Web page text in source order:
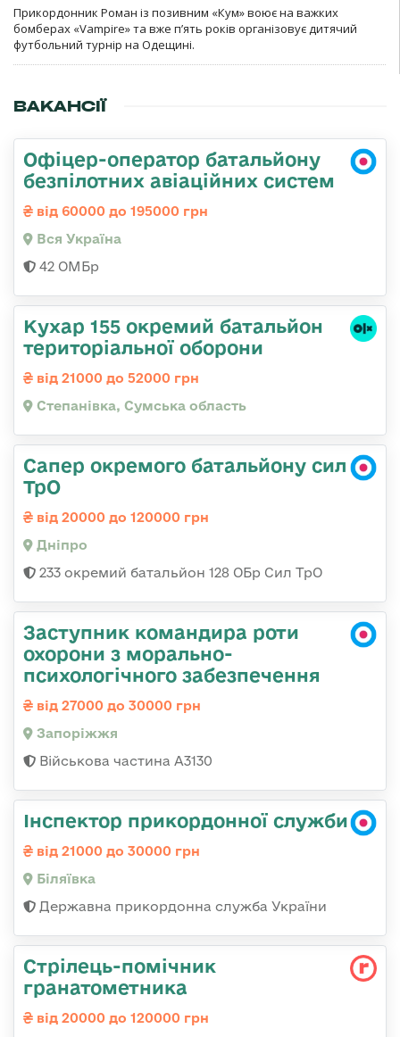
Прикордонник Роман із позивним «Кум» воює на важких
бомберах «Vampire» та вже п’ять років організовує дитячий
футбольний турнір на Одещині.
ВАКАНСІЇ
Офіцер-оператор батальйону
безпілотних авіаційних систем
від 60000 до 195000 грн
Вся Україна
42 ОМБр
Кухар 155 окремий батальйон
територіальної оборони
від 21000 до 52000 грн
Степанівка, Сумська область
Сапер окремого батальйону сил
ТрО
від 20000 до 120000 грн
Дніпро
233 окремий батальйон 128 ОБр Сил ТрО
Заступник командира роти
охорони з морально-
психологічного забезпечення
від 27000 до 30000 грн
Запоріжжя
Військова частина А3130
Інспектор прикордонної служби
від 21000 до 30000 грн
Біляївка
Державна прикордонна служба України
Стрілець-помічник
гранатометника
від 20000 до 120000 грн